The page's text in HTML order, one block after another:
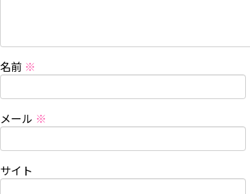
名前 ※
メール ※
サイト